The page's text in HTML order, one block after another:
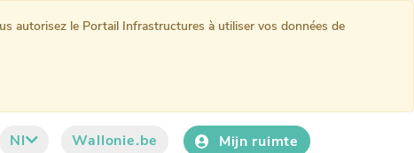
Nl Wallonie.be Mijn ruimte
autorisez le Portail Infrastructures à utiliser vos données de